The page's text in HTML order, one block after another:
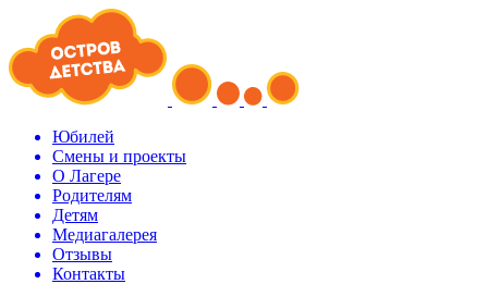
Юбилей
Смены и проекты
О Лагере
Родителям
Детям
Медиагалерея
Отзывы
Контакты